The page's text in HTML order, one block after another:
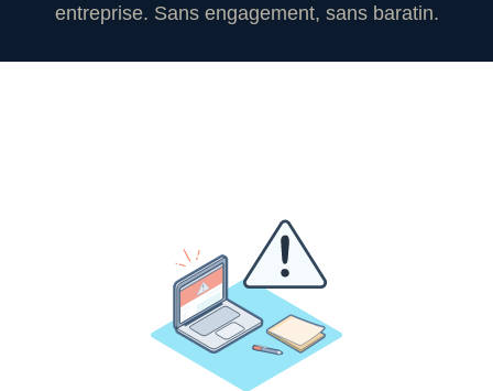
entreprise. Sans engagement, sans baratin.